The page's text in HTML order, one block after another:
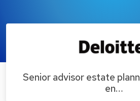
Senior advisor estate
en…